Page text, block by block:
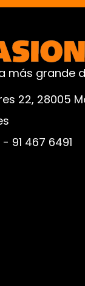
más grande
22, 28005
- 91 467 6491